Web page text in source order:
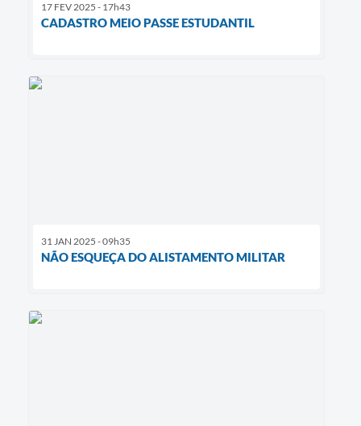
17 FEV 2025 - 17h43
CADASTRO MEIO PASSE ESTUDANTIL
31 JAN 2025 - 09h35
NÃO ESQUEÇA DO ALISTAMENTO MILITAR